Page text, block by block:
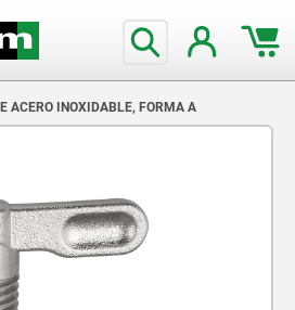
ACERO INOXIDABLE, FORMA A